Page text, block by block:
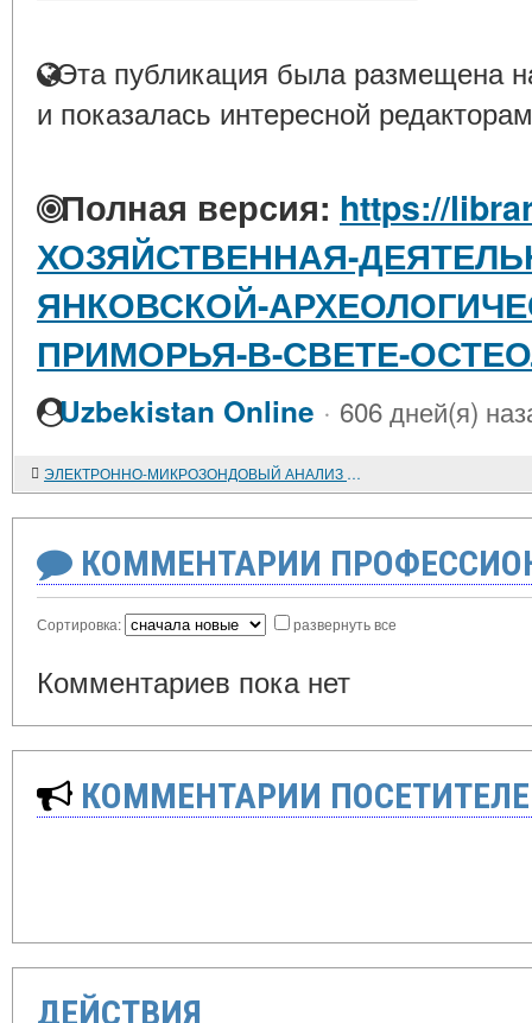
Эта публикация была размещена
и показалась интересной
Полная версия: https://
ХОЗЯЙСТВЕННАЯ-
ЯНКОВСКОЙ-
ПРИМОРЬЯ-В-СВЕТЕ-
Uzbekistan Online · 606 дней(я)
ЭЛЕКТРОННО-МИКРОЗОНДОВЫЙ АНАЛИЗ ФОРМОВОЧНЫХ МАСС КЕРАМИКИ С ПАМЯТНИКОВ ДАЛЬНЕГО ВОСТОКА
КОММЕНТАРИИ
Сортировка: развернуть все
Комментариев пока нет
КОММЕНТАРИИ
ДЕЙСТВИЯ